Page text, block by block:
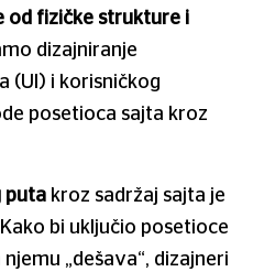
od fizičke strukture i
dizajniranje
(UI) i korisničkog
posetioca sajta kroz
putakroz sadržaj sajta je
bi uključio posetioce
„dešava“, dizajneri